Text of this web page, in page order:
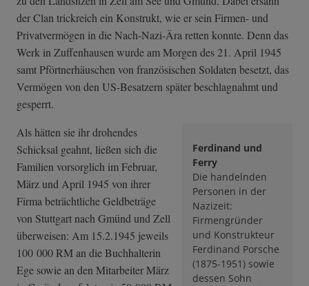
der Clan trickreich ein Konstrukt, wie er sein Firmen- und
Privatvermögen in die Nach-Nazi-Ära retten konnte. Denn das
Werk in Zuffenhausen wurde am Morgen des 21. April 1945
samt Pförtnerhäuschen von französischen Soldaten besetzt, das
Vermögen von den US-Besatzern später beschlagnahmt und
gesperrt.
Ferdinand und
Ferry
Die handelnden
Personen in der
Nazizeit:
Firmengründer
und Konstrukteur
Ferdinand Porsche
(1875-1951) sowie
dessen Sohn
Als hätten sie ihr drohendes
Schicksal geahnt, ließen sich die
Familien vorsorglich im Februar,
März und April 1945 von ihrer
Firma beträchtliche Geldbeträge
von Stuttgart nach Gmünd und Zell
überweisen: Am 15.2.1945 jeweils
100 000 RM an die Buchhalterin
Ege sowie an den Mitarbeiter März